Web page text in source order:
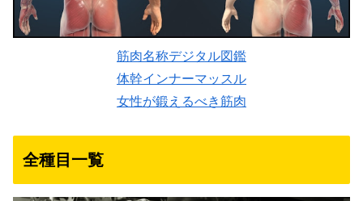
筋肉名称デジタル図鑑
体幹インナーマッスル
女性が鍛えるべき筋肉
全種目一覧